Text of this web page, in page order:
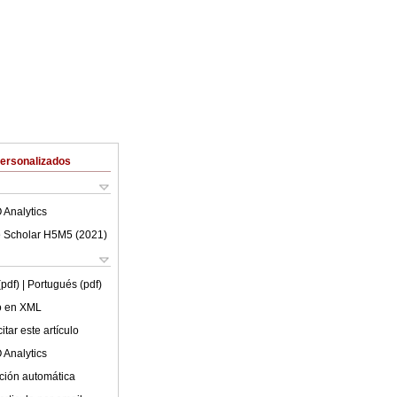
Analytics
Scholar H5M5 (2021 )
| Portugués (pdf)
en XML
este artículo
Analytics
automática